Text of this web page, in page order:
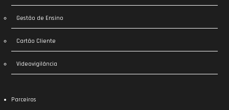
Gestão de Ensino
Cartão Cliente
Videovigilância
Parceiros